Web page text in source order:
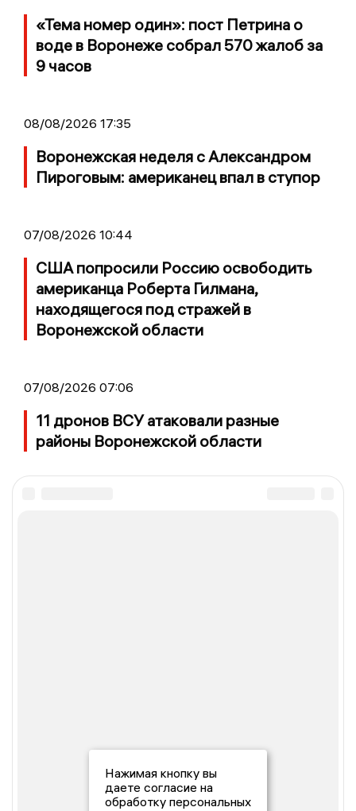
«Тема номер один»: пост Петрина о
воде в Воронеже собрал 570 жалоб за
9 часов
08/08/2026 17:35
Воронежская неделя с Александром
Пироговым: американец впал в ступор
07/08/2026 10:44
США попросили Россию освободить
американца Роберта Гилмана,
находящегося под стражей в
Воронежской области
07/08/2026 07:06
11 дронов ВСУ атаковали разные
районы Воронежской области
Нажимая кнопку вы
даете согласие на
обработку персональных